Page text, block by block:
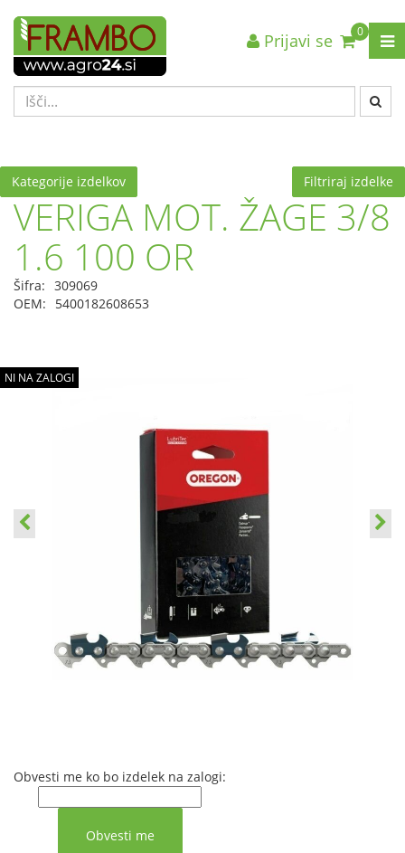
Nazaj en nivo
VRSTA 1
VRSTA 3
Nazaj en nivo
VRSTA 1
VRSTA 3
Nazaj en nivo
VRSTA 1
VRSTA 3
0
Prijavi se
Kategorije izdelkov Filtriraj izdelke
VERIGA MOT. ŽAGE 3/8
1.6 100 OR
Šifra: 309069
OEM:
5400182608653
NI NA ZALOGI
Obvesti me ko bo izdelek na zalogi: